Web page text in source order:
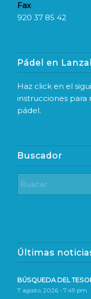
Fax
920 37 85 42
Pádel en
Haz click en el
instrucciones para
pádel.
Buscador
Últimas
BÚSQUEDA DEL
7 agosto, 2026 - 7:49 pm